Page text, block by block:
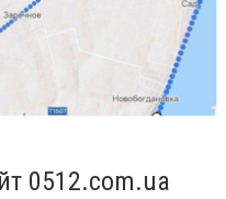
0512.com.ua